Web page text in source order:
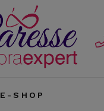
E-SHOP